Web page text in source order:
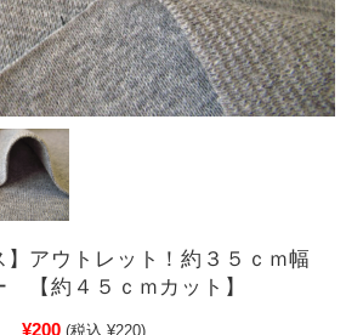
】アウトレット！約３５ｃｍ幅
約４５ｃｍカット】
¥200 (税込 ¥220)